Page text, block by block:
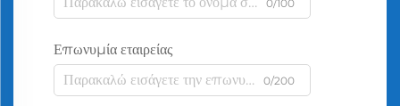
0/100
Επωνυμία εταιρείας
0/200